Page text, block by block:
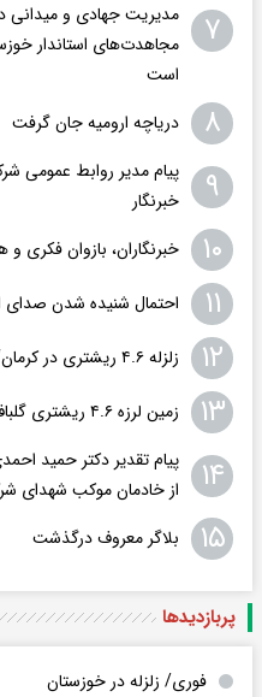
۷
مدیریت جهادی و میدانی
مجاهدت‌های استاندار
است
۸ دریاچه ارومیه جان گرفت
۹
پیام مدیر روابط عمومی
خبرنگار
۱۰ خبرنگاران، بازوان
۱۱ احتمال شنیده شدن صدای
۱۲ زلزله ۴.۶ ریشتری در کرمان/ زمین لرزه گلباف خسارتی نداشت
۱۳ زمین لرزه ۴.۶ ریشتری گلباف کرمان را لرزاند
۱۴
پیام تقدیر دکتر حمید
از خادمان موکب شهدای
۱۵ بلاگر معروف درگذشت
پربازدید‌ها
فوری/ زلزله در خوزستان